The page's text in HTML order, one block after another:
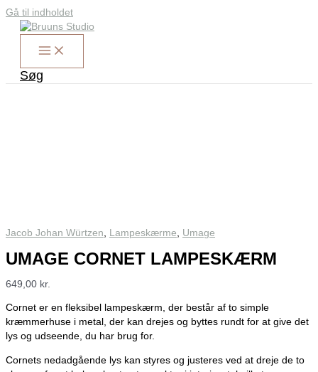
Gå til indholdet
Søg
Jacob Johan Würtzen, Lampeskærme, Umage
UMAGE CORNET LAMPESKÆRM
649,00 kr.
Cornet er en fleksibel lampeskærm, der består af to simple
kræmmerhuse i metal, der kan drejes og byttes rundt for at give det
lys og udseende, du har brug for.
Cornets nedadgående lys kan styres og justeres ved at dreje de to